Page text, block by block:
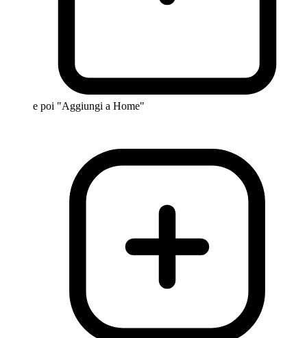
e poi "Aggiungi a Home"